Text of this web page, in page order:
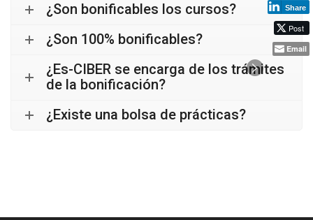
¿Son bonificables los cursos?
¿Son 100% bonificables?
¿Es-CIBER se encarga de los trámites
de la bonificación?
¿Existe una bolsa de prácticas?
Share
Post
Email